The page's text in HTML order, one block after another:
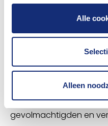
Alle
Alleen
gekomen zijn. “We
hobbel genomen en
stap zetten om de
gevolmachtigden en